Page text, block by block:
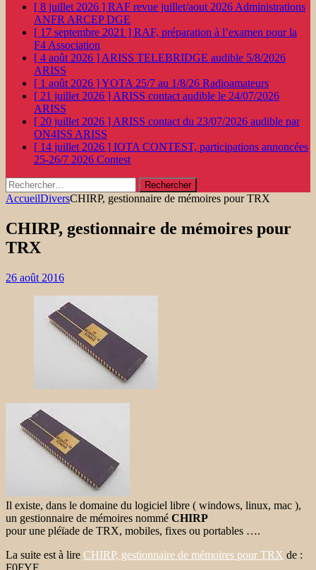
[ 8 juillet 2026 ] RAF revue juillet/aout 2026 Administrations
ANFR ARCEP DGE
[ 17 septembre 2021 ] RAF, préparation à l’examen pour la
F4 Association
[ 4 août 2026 ] ARISS TELEBRIDGE audible 5/8/2026
ARISS
[ 1 août 2026 ]YOTA 25/7 au 1/8/26 Radioamateurs
[ 21 juillet 2026 ] ARISS contact audible le 24/07/2026
ARISS
[ 20 juillet 2026 ] ARISS contact du 23/07/2026 audible par
ON4ISS ARISS
[ 14 juillet 2026 ] IOTA CONTEST, participations annoncées
25-26/7 2026 Contest
Rechercher :
AccueilDiversCHIRP, gestionnaire de mémoires pour TRX
CHIRP, gestionnaire de mémoires pour
TRX
26 août 2016
Il existe, dans le domaine du logiciel libre ( windows, linux, mac ),
un gestionnaire de mémoires nommé CHIRP
pour une pléïade de TRX, mobiles, fixes ou portables ….
La suite est à lire CHIRP, gestionnaire de mémoires pour TRX de :
F0FYF